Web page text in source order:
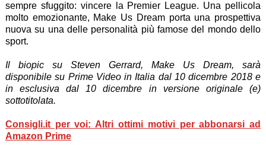
sempre sfuggito: vincere la Premier League. Una pellicola
molto emozionante, Make Us Dream porta una prospettiva
nuova su una delle personalità più famose del mondo dello
sport.
Il biopic su Steven Gerrard, Make Us Dream, sarà
disponibile su Prime Video in Italia dal 10 dicembre 2018 e
in esclusiva dal 10 dicembre in versione originale (e)
sottotitolata.
Consigli.it per voi: Altri ottimi motivi per abbonarsi ad
Amazon Prime